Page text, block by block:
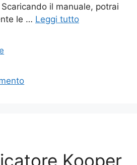
il manuale, potrai
le … Leggi tutto
Kooper